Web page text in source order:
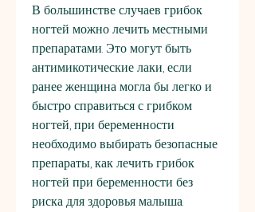
В большинстве случаев грибок
ногтей можно лечить местными
препаратами. Это могут быть
антимикотические лаки, если
ранее женщина могла бы легко и
быстро справиться с грибком
ногтей, при беременности
необходимо выбирать безопасные
препараты, как лечить грибок
ногтей при беременности без
риска для здоровья малыша.